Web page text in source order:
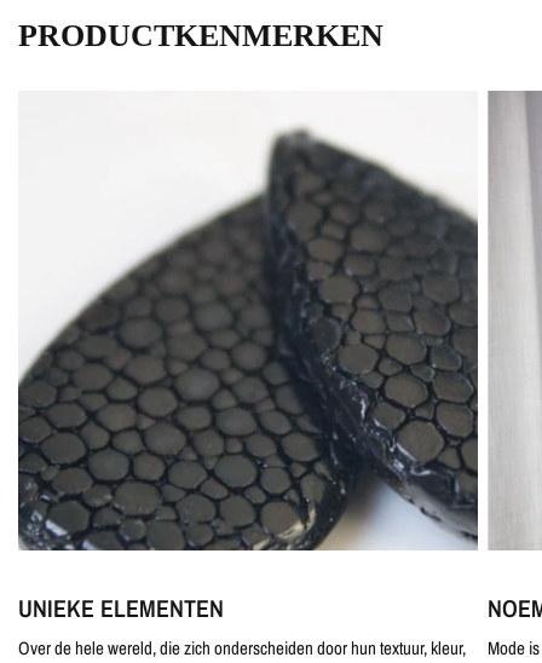
PRODUCTKENMERKEN
UNIEKE ELEMENTEN
Over de hele wereld, die zich onderscheiden door hun textuur, kleur,
Mode